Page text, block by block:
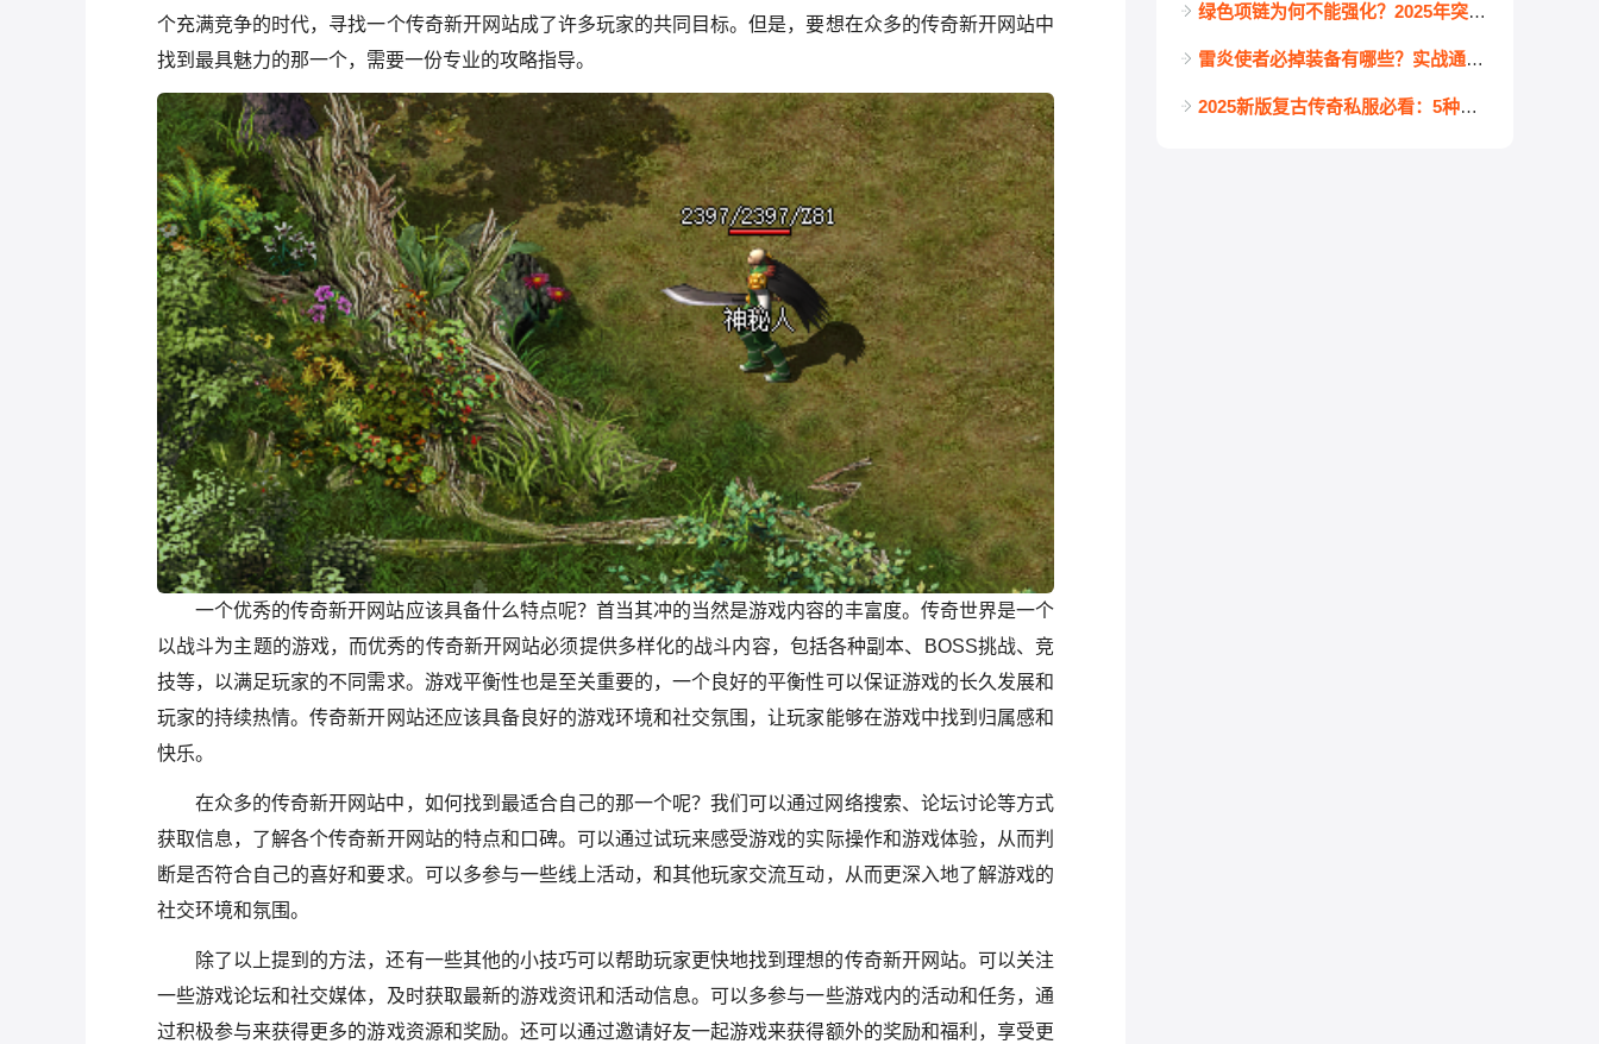
个充满竞争的时代，寻找一个传奇新开网站成了许多玩家的共同目标。但是，要想在众多的传奇新开网站中
找到最具魅力的那一个，需要一份专业的攻略指导。
一个优秀的传奇新开网站应该具备什么特点呢？首当其冲的当然是游戏内容的丰富度。传奇世界是一个
以战斗为主题的游戏，而优秀的传奇新开网站必须提供多样化的战斗内容，包括各种副本、BOSS挑战、竞
技等，以满足玩家的不同需求。游戏平衡性也是至关重要的，一个良好的平衡性可以保证游戏的长久发展和
玩家的持续热情。传奇新开网站还应该具备良好的游戏环境和社交氛围，让玩家能够在游戏中找到归属感和
快乐。
在众多的传奇新开网站中，如何找到最适合自己的那一个呢？我们可以通过网络搜索、论坛讨论等方式
获取信息，了解各个传奇新开网站的特点和口碑。可以通过试玩来感受游戏的实际操作和游戏体验，从而判
断是否符合自己的喜好和要求。可以多参与一些线上活动，和其他玩家交流互动，从而更深入地了解游戏的
社交环境和氛围。
除了以上提到的方法，还有一些其他的小技巧可以帮助玩家更快地找到理想的传奇新开网站。可以关注
一些游戏论坛和社交媒体，及时获取最新的游戏资讯和活动信息。可以多参与一些游戏内的活动和任务，通
过积极参与来获得更多的游戏资源和奖励。还可以通过邀请好友一起游戏来获得额外的奖励和福利，享受更
绿色项链为何不能强化？2025年突破全攻略
雷炎使者必掉装备有哪些？实战通关难点一网打尽！
2025新版复古传奇私服必看：5种白极品盾牌全攻略